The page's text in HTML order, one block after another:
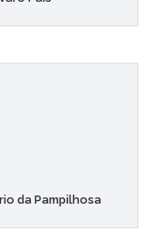
da Pampilhosa